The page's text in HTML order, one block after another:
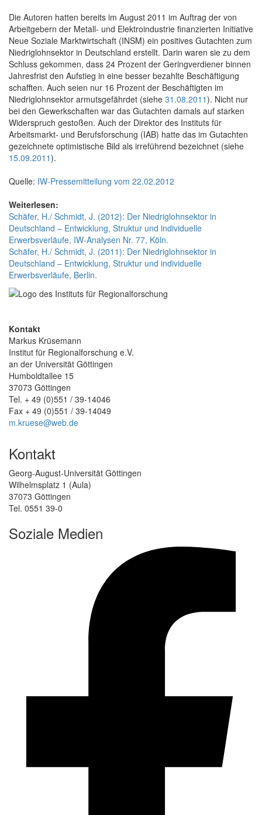
Die Autoren hatten bereits im August 2011 im Auftrag der von
Arbeitgebern der Metall- und Elektroindustrie finanzierten Initiative
Neue Soziale Marktwirtschaft (INSM) ein positives Gutachten zum
Niedriglohnsektor in Deutschland erstellt. Darin waren sie zu dem
Schluss gekommen, dass 24 Prozent der Geringverdiener binnen
Jahresfrist den Aufstieg in eine besser bezahlte Beschäftigung
schafften. Auch seien nur 16 Prozent der Beschäftigten im
Niedriglohnsektor armutsgefährdet (siehe 31.08.2011). Nicht nur
bei den Gewerkschaften war das Gutachten damals auf starken
Widerspruch gestoßen. Auch der Direktor des Instituts für
Arbeitsmarkt- und Berufsforschung (IAB) hatte das im Gutachten
gezeichnete optimistische Bild als irreführend bezeichnet (siehe
15.09.2011).
Quelle: IW-Pressemitteilung vom 22.02.2012
Weiterlesen:
Schäfer, H./ Schmidt, J. (2012): Der Niedriglohnsektor in
Deutschland – Entwicklung, Struktur und individuelle
Erwerbsverläufe, IW-Analysen Nr. 77, Köln.
Schäfer, H./ Schmidt, J. (2011): Der Niedriglohnsektor in
Deutschland – Entwicklung, Struktur und individuelle
Erwerbsverläufe, Berlin.
Kontakt
Markus Krüsemann
Institut für Regionalforschung e.V.
an der Universität Göttingen
Humboldtallee 15
37073 Göttingen
Tel. + 49 (0)551 / 39-14046
Fax + 49 (0)551 / 39-14049
m.kruese@web.de
Kontakt
Georg-August-Universität Göttingen
Wilhelmsplatz 1 (Aula)
37073 Göttingen
Tel. 0551 39-0
Soziale Medien